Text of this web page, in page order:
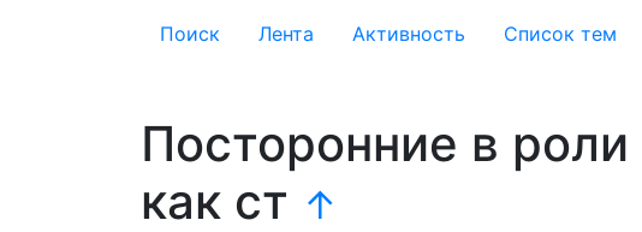
Поиск Лента Активность Cписок тем
Посторонние в
как ст ↑